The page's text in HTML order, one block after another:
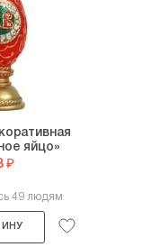
яйцо»
₽
49 людям